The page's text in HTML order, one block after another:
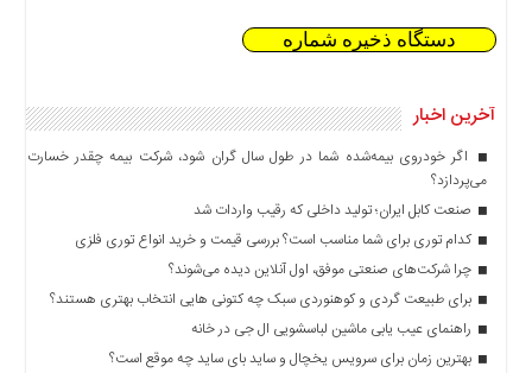
دستگاه ذخیره شماره
آخرین اخبار
اگر خودروی بیمه‌شده شما در طول سال گران شود، شرکت بیمه چقدر خسارت
می‌پردازد؟
صنعت کابل ایران؛ تولید داخلی که رقیب واردات شد
کدام توری برای شما مناسب است؟ بررسی قیمت و خرید انواع توری فلزی
چرا شرکت‌های صنعتی موفق، اول آنلاین دیده می‌شوند؟
برای طبیعت گردی و کوهنوردی سبک چه کتونی هایی انتخاب بهتری هستند؟
راهنمای عیب یابی ماشین لباسشویی ال جی در خانه
بهترین زمان برای سرویس یخچال و ساید بای ساید چه موقع است؟